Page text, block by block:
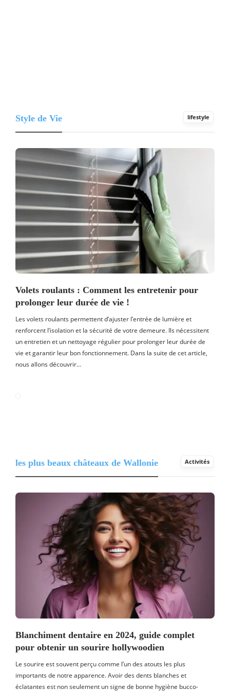
Style de Vie lifestyle
Volets roulants : Comment les entretenir pour
prolonger leur durée de vie !
Les volets roulants permettent d’ajuster l’entrée de lumière et
renforcent l’isolation et la sécurité de votre demeure. Ils nécessitent
un entretien et un nettoyage régulier pour prolonger leur durée de
vie et garantir leur bon fonctionnement. Dans la suite de cet article,
nous allons découvrir…
les plus beaux châteaux de Wallonie Activités
Blanchiment dentaire en 2024, guide complet
pour obtenir un sourire hollywoodien
Le sourire est souvent perçu comme l’un des atouts les plus
importants de notre apparence. Avoir des dents blanches et
éclatantes est non seulement un signe de bonne hygiène bucco-